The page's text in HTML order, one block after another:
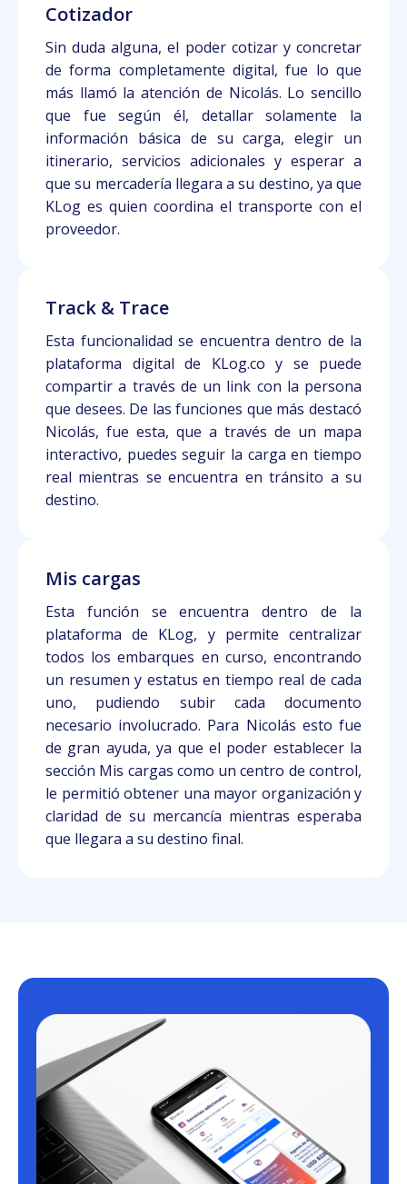
Cotizador
Sin duda alguna, el poder cotizar y concretar
de forma completamente digital, fue lo que
más llamó la atención de Nicolás. Lo sencillo
que fue según él, detallar solamente la
información básica de su carga, elegir un
itinerario, servicios adicionales y esperar a
que su mercadería llegara a su destino, ya que
KLog es quien coordina el transporte con el
proveedor.
Track & Trace
Esta funcionalidad se encuentra dentro de la
plataforma digital de KLog.co y se puede
compartir a través de un link con la persona
que desees. De las funciones que más destacó
Nicolás, fue esta, que a través de un mapa
interactivo, puedes seguir la carga en tiempo
real mientras se encuentra en tránsito a su
destino.
Mis cargas
Esta función se encuentra dentro de la
plataforma de KLog, y permite centralizar
todos los embarques en curso, encontrando
un resumen y estatus en tiempo real de cada
uno, pudiendo subir cada documento
necesario involucrado. Para Nicolás esto fue
de gran ayuda, ya que el poder establecer la
sección Mis cargas como un centro de control,
le permitió obtener una mayor organización y
claridad de su mercancía mientras esperaba
que llegara a su destino final.